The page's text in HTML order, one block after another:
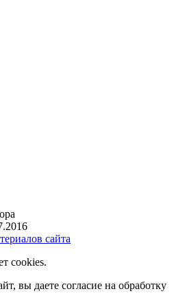
сайта
cookies.
вы даете согласие на обработку